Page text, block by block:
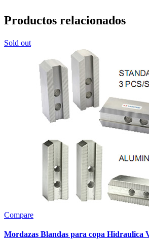
Productos relacionados
Sold out
Compare
Mordazas Blandas para copa Hidraulica